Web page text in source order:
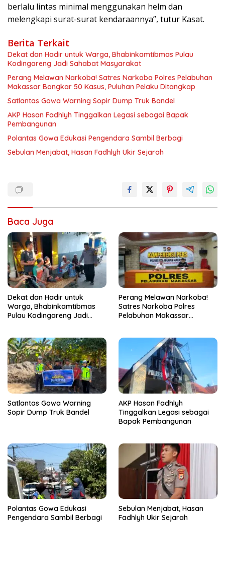
berlalu lintas minimal menggunakan helm dan
melengkapi surat-surat kendaraannya”, tutur Kasat.
Berita Terkait
Dekat dan Hadir untuk Warga, Bhabinkamtibmas Pulau
Kodingareng Jadi Sahabat Masyarakat
Perang Melawan Narkoba! Satres Narkoba Polres Pelabuhan
Makassar Bongkar 50 Kasus, Puluhan Pelaku Ditangkap
Satlantas Gowa Warning Sopir Dump Truk Bandel
AKP Hasan Fadhlyh Tinggalkan Legasi sebagai Bapak
Pembangunan
Polantas Gowa Edukasi Pengendara Sambil Berbagi
Sebulan Menjabat, Hasan Fadhlyh Ukir Sejarah
Baca Juga
Dekat dan Hadir untuk
Warga, Bhabinkamtibmas
Pulau Kodingareng Jadi
Perang Melawan Narkoba!
Satres Narkoba Polres
Pelabuhan Makassar
Satlantas Gowa Warning
Sopir Dump Truk Bandel
AKP Hasan Fadhlyh
Tinggalkan Legasi sebagai
Bapak Pembangunan
Polantas Gowa Edukasi
Pengendara Sambil Berbagi
Sebulan Menjabat, Hasan
Fadhlyh Ukir Sejarah